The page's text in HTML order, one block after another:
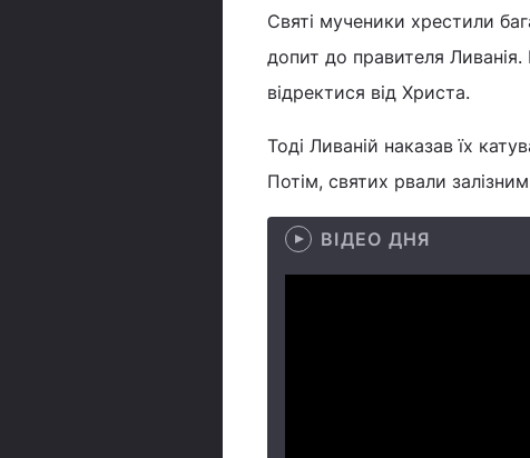
Святі мученики хрестили
допит до правителя
відректися від Христа.
Тоді Ливаній наказав їх
Потім, святих рвали
ВІДЕО ДНЯ